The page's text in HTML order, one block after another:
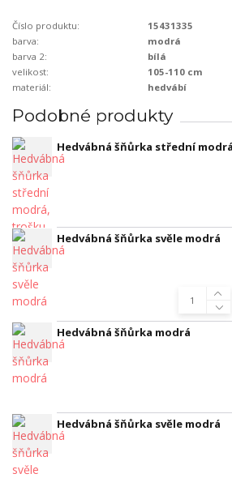
Číslo produktu:
15431335
barva:
modrá
barva 2:
bílá
velikost:
105-110 cm
materiál:
hedvábí
Podobné produkty
Hedvábná šňůrka střední
Hedvábná šňůrka svěle modrá
Hedvábná šňůrka modrá
Hedvábná šňůrka svěle modrá